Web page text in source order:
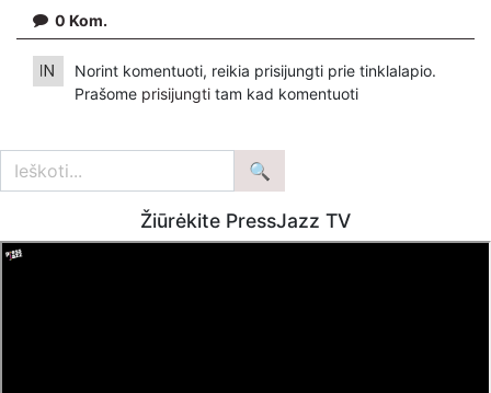
https://www.ekspertai.eu
Mūsų veikla galima tik dėka skaitytojų ir žiūrovų, mus
paremti galima šiais būdais:
https://www.paypal.com/paypalme/Ekspertaieu?
locale.x=en_US
0 Kom.
Norint komentuoti, reikia prisijungti prie tinklalapio.
Prašome prisijungti tam kad komentuoti
Žiūrėkite PressJazz TV